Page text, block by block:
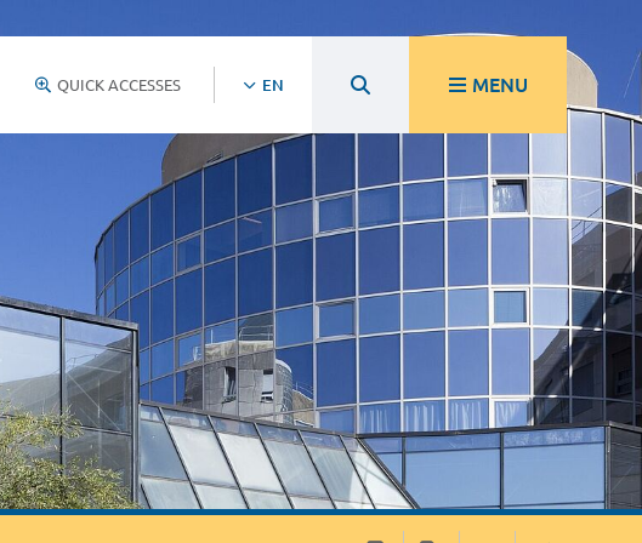
QUICK ACCESSES EN MENU